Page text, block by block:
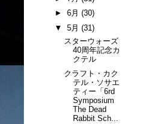
► 6月 (30)
▼ 5月 (31)
スターウォーズ
40周年記念カ
クテル
クラフト・カク
テル・ソサエ
ティー「6rd
Symposium
The Dead
Rabbit Sch...